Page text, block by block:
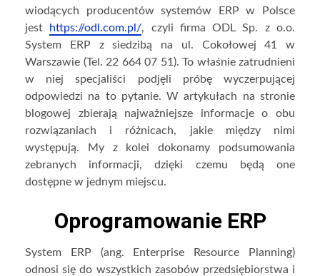
wiodących producentów systemów ERP w Polsce
jest https://odl.com.pl/, czyli firma ODL Sp. z o.o.
System ERP z siedzibą na ul. Cokołowej 41 w
Warszawie (Tel. 22 664 07 51). To właśnie zatrudnieni
w niej specjaliści podjęli próbę wyczerpującej
odpowiedzi na to pytanie. W artykułach na stronie
blogowej zbierają najważniejsze informacje o obu
rozwiązaniach i różnicach, jakie między nimi
występują. My z kolei dokonamy podsumowania
zebranych informacji, dzięki czemu będą one
dostępne w jednym miejscu.
Oprogramowanie ERP
System ERP (ang. Enterprise Resource Planning)
odnosi się do wszystkich zasobów przedsiębiorstwa i